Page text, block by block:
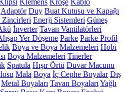
Klemens Kroşe Kablo
Adaptör Duy Buat Kutusu ve Kapağı
Zincirleri Enerji Sistemleri Güneş
İnverter Tavan Vantilatörleri
Yer Döşeme Parke Parke Profil
Boya ve Boya Malzemeleri Hobi
Boya Malzemeleri Tinerler
Spatula Hışır Örtü Duvar Macunu
Mala Boya İç Cephe Boyalar Dış
Metal Boyaları Tavan Boyaları Yağlı